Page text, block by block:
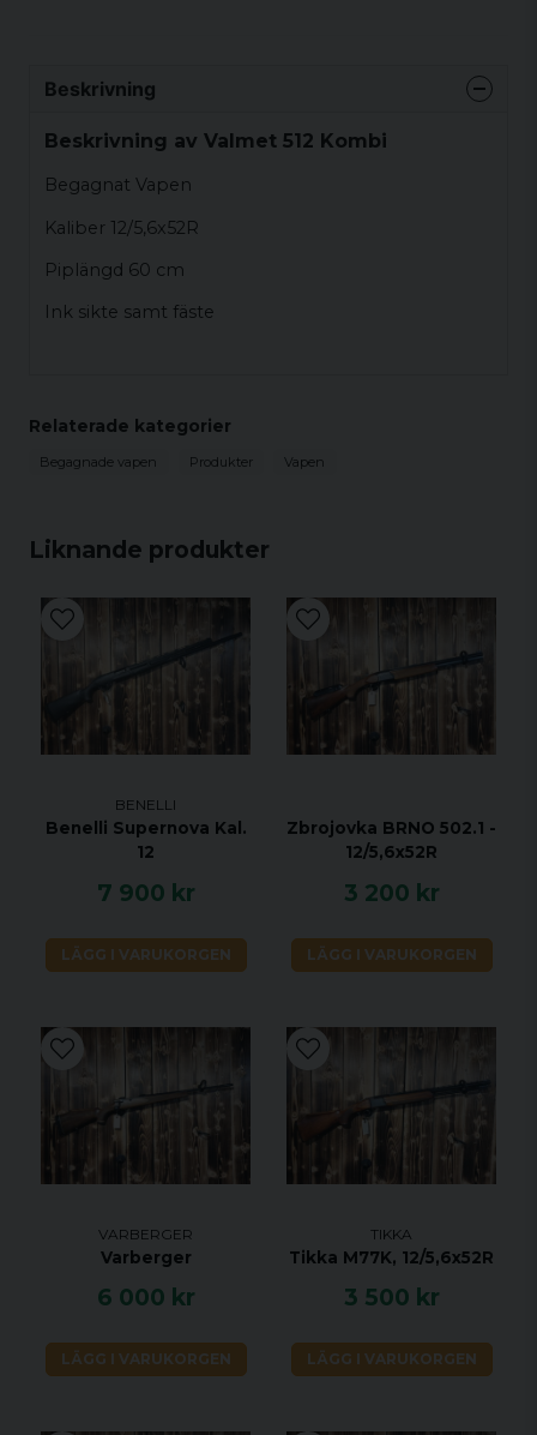
Liknande produkter
BENELLI
Benelli Supernova Kal.
12
7 900 kr
LÄGG I VARUKORGEN
Zbrojovka BRNO 502.1 -
12/5,6x52R
3 200 kr
LÄGG I VARUKORGEN
VARBERGER
Varberger
6 000 kr
LÄGG I VARUKORGEN
TIKKA
Tikka M77K, 12/5,6x52R
3 500 kr
LÄGG I VARUKORGEN
Beskrivning
Beskrivning av Valmet 512 Kombi
Begagnat Vapen
Kaliber 12/5,6x52R
Piplängd 60 cm
Ink sikte samt fäste
Relaterade kategorier
Begagnade vapen Produkter Vapen